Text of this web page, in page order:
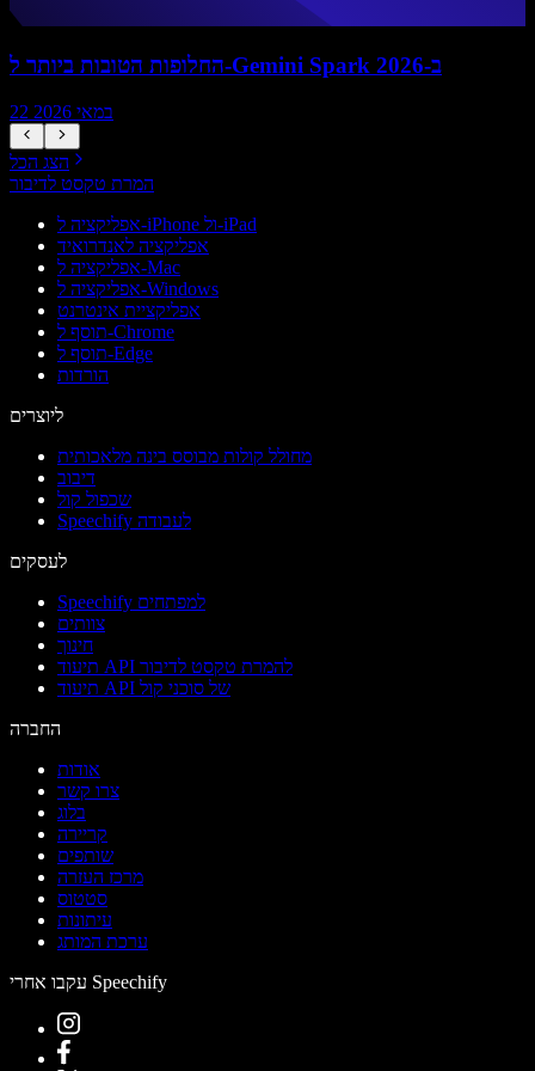
החלופות הטובות ביותר ל-Gemini Spark ב-2026
22 במאי 2026
הצג הכל
המרת טקסט לדיבור
אפליקציה ל-iPhone ול-iPad
אפליקציה לאנדרואיד
אפליקציה ל-Mac
אפליקציה ל-Windows
אפליקציית אינטרנט
תוסף ל-Chrome
תוסף ל-Edge
הורדות
ליוצרים
מחולל קולות מבוסס בינה מלאכותית
דיבוב
שכפול קול
Speechify לעבודה
לעסקים
Speechify למפתחים
צוותים
חינוך
תיעוד API להמרת טקסט לדיבור
תיעוד API של סוכני קול
החברה
אודות
צרו קשר
בלוג
קריירה
שותפים
מרכז העזרה
סטטוס
עיתונות
ערכת המותג
עקבו אחרי Speechify